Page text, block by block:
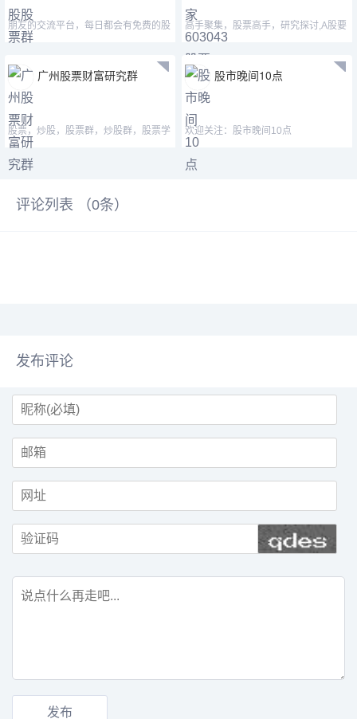
朋友的交流平台，每日都会有免费的股
票更新，也欢迎大家积
高手聚集，股票高手，研究探讨,A股要
买题材股，港股要买便
广州股票财富研究群
股票，炒股，股票群，炒股群，股票学
习群，股票交流群，炒股学习群
股市晚间10点
欢迎关注：股市晚间10点
评论列表 （0条）
发布评论